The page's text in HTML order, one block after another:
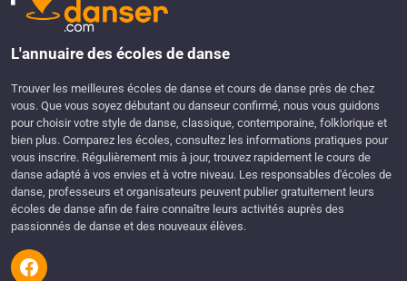
L'annuaire des écoles de danse
Trouver les meilleures écoles de danse et cours de danse près de chez
vous. Que vous soyez débutant ou danseur confirmé, nous vous guidons
pour choisir votre style de danse, classique, contemporaine, folklorique et
bien plus. Comparez les écoles, consultez les informations pratiques pour
vous inscrire. Régulièrement mis à jour, trouvez rapidement le cours de
danse adapté à vos envies et à votre niveau. Les responsables d'écoles de
danse, professeurs et organisateurs peuvent publier gratuitement leurs
écoles de danse afin de faire connaître leurs activités auprès des
passionnés de danse et des nouveaux élèves.